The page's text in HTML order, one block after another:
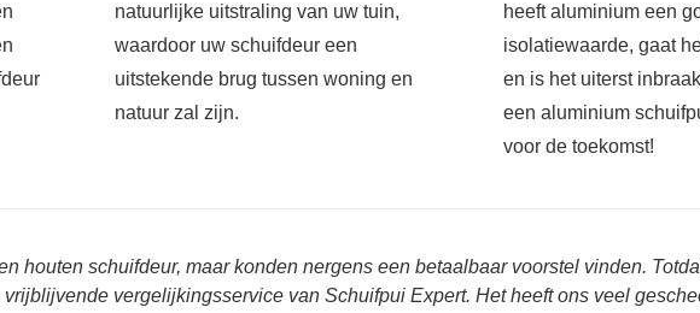
natuurlijke uitstraling van uw tuin,
waardoor uw schuifdeur een
uitstekende brug tussen woning en
natuur zal zijn.
heeft aluminium een
isolatiewaarde, gaat
en is het uiterst
een aluminium
voor de toekomst!
houten schuifdeur, maar konden nergens een betaalbaar voorstel vinden.
vergelijkingsservice van Schuifpui Expert. Het heeft ons veel